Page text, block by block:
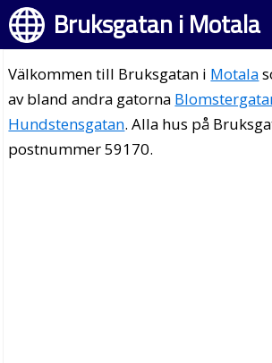
Bruksgatan i Motala
Välkommen till Bruksgatan i Motala
av bland andra gatorna
Hundstensgatan. Alla hus på
postnummer 59170.